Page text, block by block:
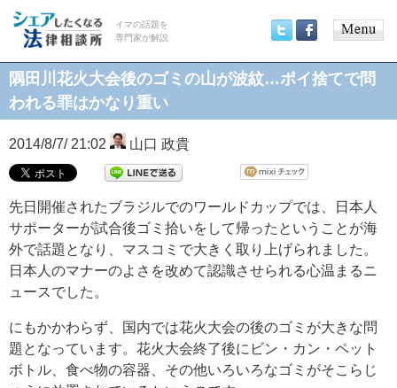
イマの話題を
専門家が解説
menu
隅田川花火大会後のゴミの山が波紋…ポイ捨てで問
われる罪はかなり重い
2014/8/7/ 21:02 山口 政貴
先日開催されたブラジルでのワールドカップでは、日本人
サポーターが試合後ゴミ拾いをして帰ったということが海
外で話題となり、マスコミで大きく取り上げられました。
日本人のマナーのよさを改めて認識させられる心温まるニ
ュースでした。
にもかかわらず、国内では花火大会の後のゴミが大きな問
題となっています。花火大会終了後にビン・カン・ペット
ボトル、食べ物の容器、その他いろいろなゴミがそこらじ